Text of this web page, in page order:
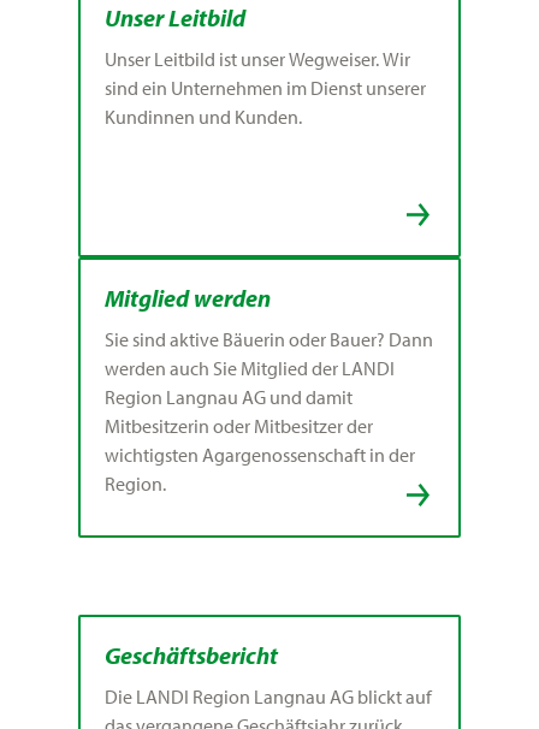
Unser Leitbild
Unser Leitbild ist unser Wegweiser. Wir
sind ein Unternehmen im Dienst unserer
Kundinnen und Kunden.
Mitglied werden
Sie sind aktive Bäuerin oder Bauer? Dann
werden auch Sie Mitglied der LANDI
Region Langnau AG und damit
Mitbesitzerin oder Mitbesitzer der
wichtigsten Agargenossenschaft in der
Region.
Geschäftsbericht
Die LANDI Region Langnau AG blickt auf